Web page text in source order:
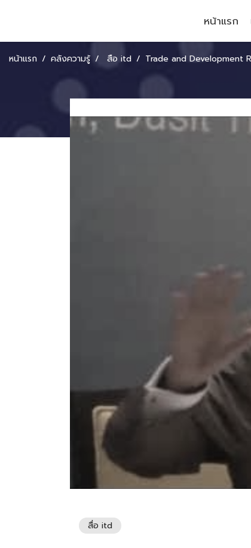
หน้าแรก
หน้าแรก คลังความรู้ สื่อ itd Trade and Development Report
สื่อ itd